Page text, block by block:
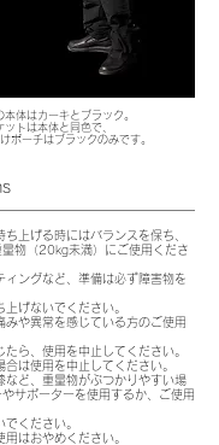
本体はカーキとブラック。
ットは本体と同色で、
ポーチはブラックのみです。
上げる時にはバランスを保ち、
物（20kg未満）にご使用くださ
ィングなど、準備は必ず障害物を
げないでください。
や異常を感じている方のご使用
ら、使用を中止してください。
は使用を中止してください。
など、重量物がぶつかりやすい場
サポーターを使用するか、ご使用
ください。
はおやめください。